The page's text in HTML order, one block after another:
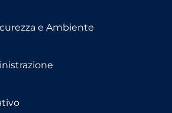
e Ambiente